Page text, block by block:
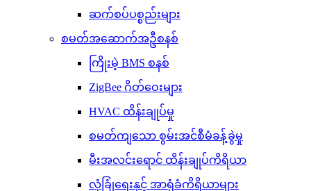
ဆက်စပ်ပစ္စည်းများ
စမတ်အဆောက်အဦစနစ်
ကြိုးမဲ့ BMS စနစ်
ZigBee ဂိတ်ဝေးများ
HVAC ထိန်းချုပ်မှု
စမတ်ကျသော စွမ်းအင်စီမံခန့်ခွဲမှု
မီးအလင်းရောင် ထိန်းချုပ်ကိရိယာ
လုံခြုံရေးနှင့် အာရုံခံကိရိယာများ